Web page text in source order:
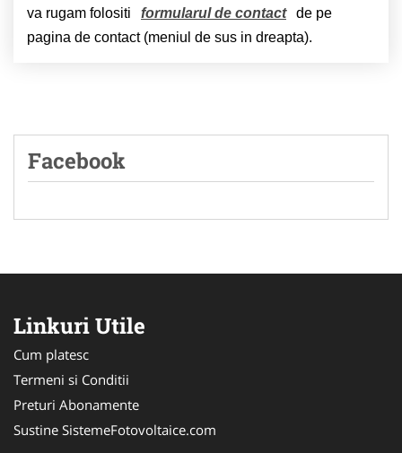
va rugam folositi
formularul de contact
de pe
pagina de contact (meniul de sus in dreapta).
Facebook
Linkuri Utile
Cum platesc
Termeni si Conditii
Preturi Abonamente
Sustine SistemeFotovoltaice.com